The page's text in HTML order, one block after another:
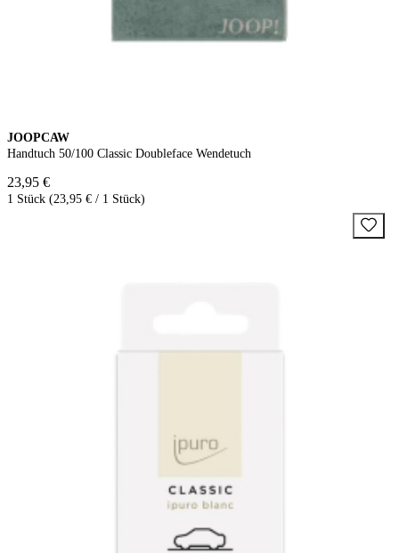
JOOPCAW
Handtuch 50/100 Classic Doubleface Wendetuch
23,95 €
1 Stück (23,95 € / 1 Stück)